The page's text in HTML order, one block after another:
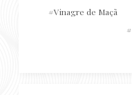
Vinagre de Maçã